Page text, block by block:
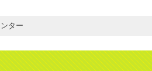
ター